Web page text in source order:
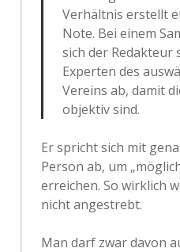
Verhältnis erstellt
Note. Bei einem
sich der Redakteur
Experten des
Vereins ab, damit
objektiv sind.
Er spricht sich mit
Person ab, um
erreichen. So wirklich
nicht angestrebt.
Man darf zwar davon